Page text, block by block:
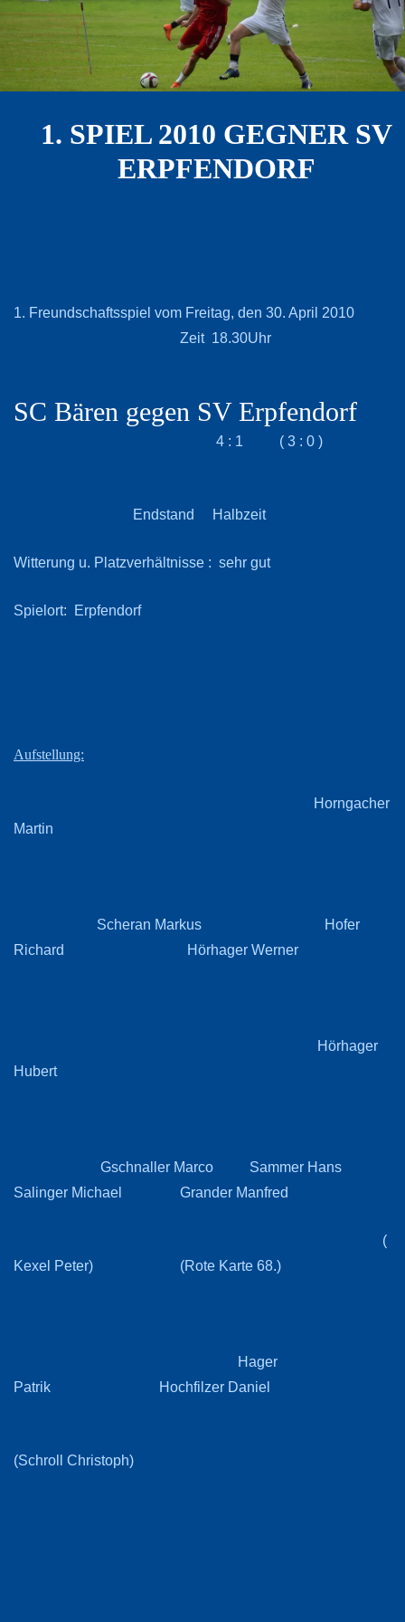
1. SPIEL 2010 GEGNER SV
ERPFENDORF
1. Freundschaftsspiel vom Freitag, den 30. April 2010
Zeit
SC Bären gegen SV Erpfendorf
4 : 1 ( 3 : 0 )
Endstand Halbzeit
Witterung u. Platzverhältnisse : sehr gut
Spielort: Erpfendorf
Aufstellung:
Horngacher
Martin
Scheran Markus Hofer
Richard Hörhager Werner
Hörhager
Hubert
Gschnaller Marco Sammer Hans
Salinger Michael Grander Manfred
(
Kexel Peter) (Rote Karte 68.)
Hager
Patrik Hochfilzer Daniel
(Schroll Christoph)